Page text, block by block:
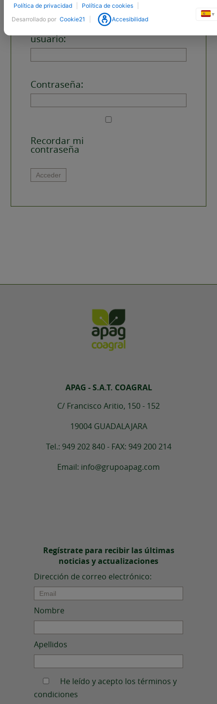
usuario:
Contraseña:
Recordar mi
contraseña
Alternative:
Acceder
APAG - S.A.T. COAGRAL
C/ Francisco Aritio, 150 - 152
19004 GUADALAJARA
Tel.: 949 202 840 - FAX: 949 200 214
Email: info@grupoapag.com
Regístrate para recibir las últimas
noticias y actualizaciones
Dirección de correo electrónico:
Nombre
Apellidos
He leído y acepto los términos y
condiciones
Política de privacidad Política de cookies
Desarrollado por Cookie21 Accesibilidad
▼